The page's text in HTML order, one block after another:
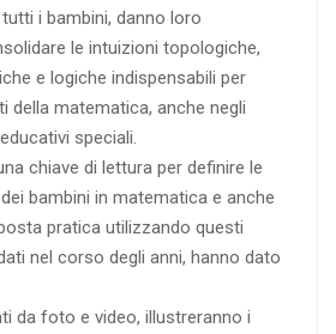
i bambini, danno loro
le intuizioni topologiche,
e logiche indispensabili per
della matematica, anche negli
speciali.
chiave di lettura per definire le
bambini in matematica e anche
pratica utilizzando questi
nel corso degli anni, hanno dato
da foto e video, illustreranno i